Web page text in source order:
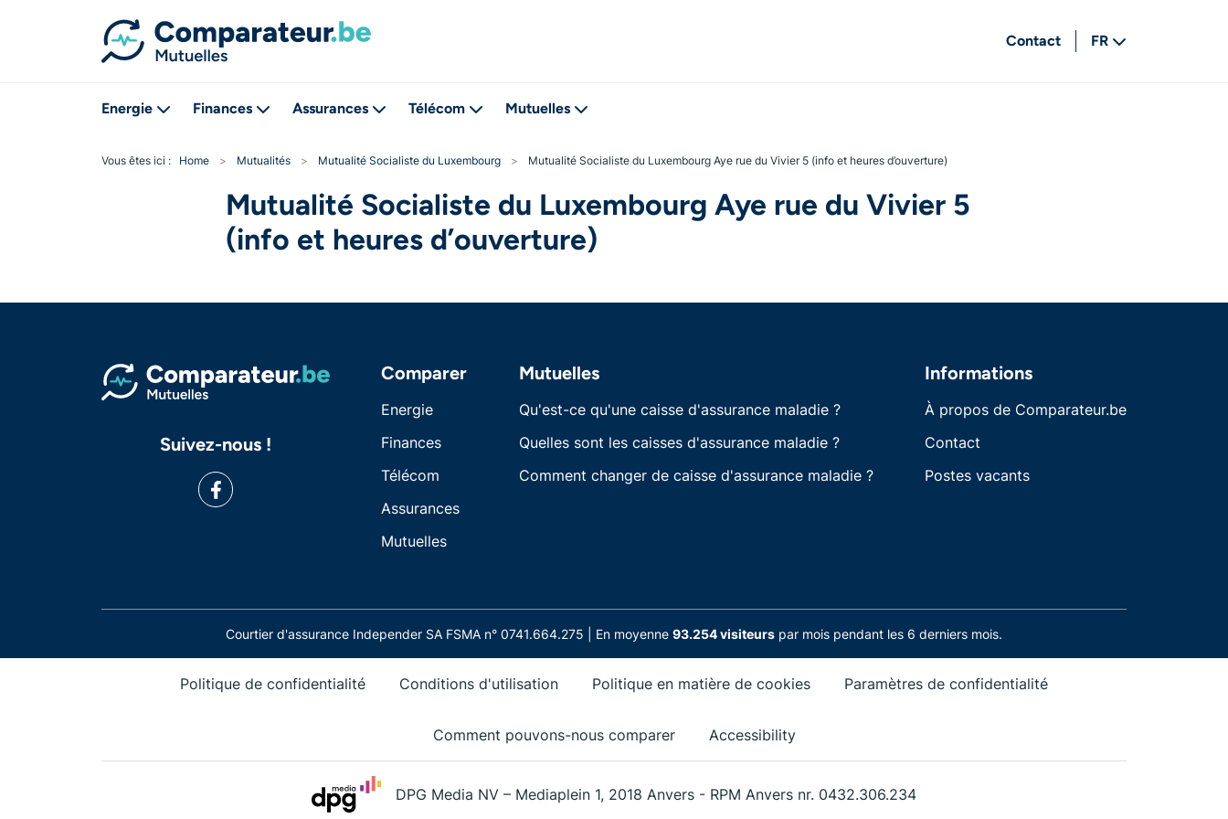
Contact
FR
Energie Finances Assurances Télécom Mutuelles
Vous êtes ici : Home > Mutualités > Mutualité Socialiste du Luxembourg > Mutualité Socialiste du Luxembourg Aye rue du Vivier 5 (info et heures d’ouverture)
Mutualité Socialiste du Luxembourg Aye rue du Vivier 5
(info et heures d’ouverture)
Suivez-nous !
Comparer
Energie
Finances
Télécom
Assurances
Mutuelles
Mutuelles
Qu'est-ce qu'une caisse d'assurance maladie ?
Quelles sont les caisses d'assurance maladie ?
Comment changer de caisse d'assurance maladie ?
Informations
À propos de Comparateur.be
Contact
Postes vacants
Courtier d'assurance Independer SA FSMA n° 0741.664.275 | En moyenne 93.254 visiteurs par mois pendant les 6 derniers mois.
Politique de confidentialité Conditions d'utilisation Politique en matière de cookies Paramètres de confidentialité
Comment pouvons-nous comparer Accessibility
DPG Media NV – Mediaplein 1, 2018 Anvers - RPM Anvers nr. 0432.306.234